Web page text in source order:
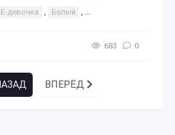
Е-девочка , Белый , Черные волосы
683 0
ВПЕРЁД